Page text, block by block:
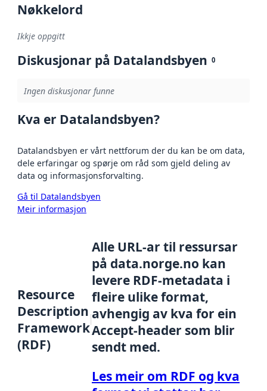
Nøkkelord
Ikkje oppgitt
Diskusjonar på Datalandsbyen 0
Ingen diskusjonar funne
Kva er Datalandsbyen?
Datalandsbyen er vårt nettforum der du kan be om data,
dele erfaringar og spørje om råd som gjeld deling av
data og informasjonsforvalting.
Gå til Datalandsbyen
Meir informasjon
Resource
Description
Framework
(RDF)
Alle URL-ar til ressursar
på data.norge.no kan
levere RDF-metadata i
fleire ulike format,
avhengig av kva for ein
Accept-header som blir
sendt med.
Les meir om RDF og kva